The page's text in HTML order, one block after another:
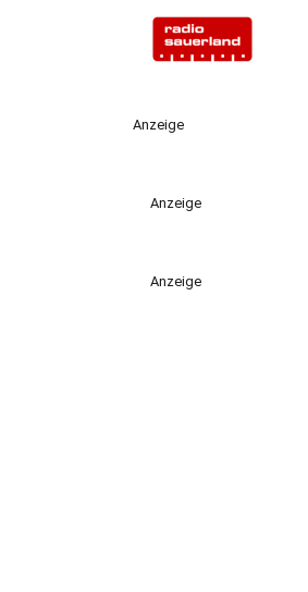
Anzeige
Anzeige
Anzeige